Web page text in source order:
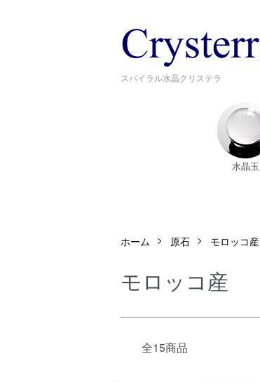
スパイラル水晶クリステラ
水晶玉
ホーム 原石 モロッコ産
モロッコ産
全15商品